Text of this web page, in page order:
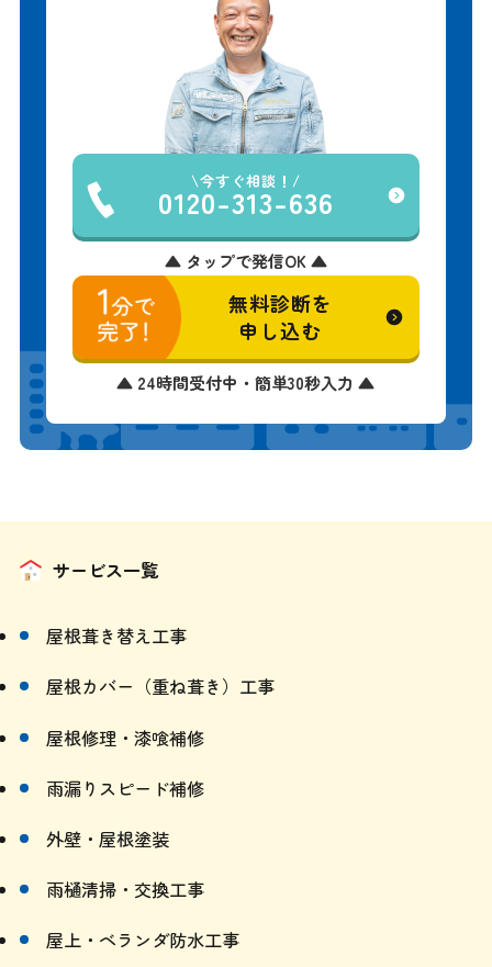
0120-313-636
▲ タップで発信OK ▲
無料診断を
申し込む
▲ 24時間受付中・簡単30秒入力 ▲
屋根葺き替え工事
屋根カバー（重ね葺き）工事
屋根修理・漆喰補修
雨漏りスピード補修
外壁・屋根塗装
雨樋清掃・交換工事